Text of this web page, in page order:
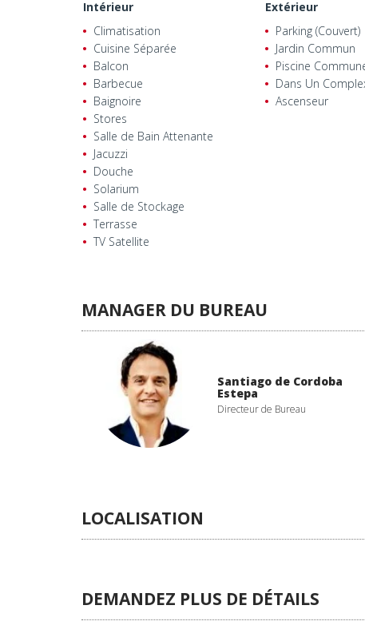
Intérieur
Climatisation
Cuisine Séparée
Balcon
Barbecue
Baignoire
Stores
Salle de Bain Attenante
Jacuzzi
Douche
Solarium
Salle de Stockage
Terrasse
TV Satellite
Extérieur
Parking (Couvert)
Jardin Commun
Piscine
Dans Un
Ascenseur
MANAGER DU BUREAU
Santiago de Cordoba
Estepa
Directeur de Bureau
LOCALISATION
DEMANDEZ PLUS DE DÉTAILS